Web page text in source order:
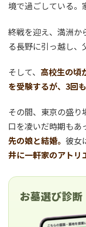
境で過ごしている。
終戦を迎え、満洲か
る長野に引っ越し、
そして、 高校生の頃
を受験するが、3回
その間、東京の盛
口を凌いだ時期もあ
先の娘と結婚。 彼女
井に一軒家のアトリ
お墓選び診断